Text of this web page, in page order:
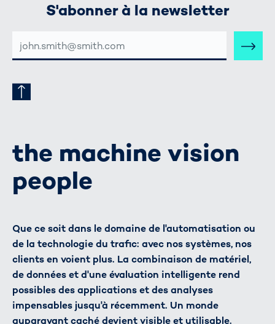
S'abonner à la newsletter
MAIL
the machine vision
people
Que ce soit dans le domaine de l'automatisation ou
de la technologie du trafic: avec nos systèmes, nos
clients en voient plus. La combinaison de matériel,
de données et d'une évaluation intelligente rend
possibles des applications et des analyses
impensables jusqu'à récemment. Un monde
auparavant caché devient visible et utilisable.